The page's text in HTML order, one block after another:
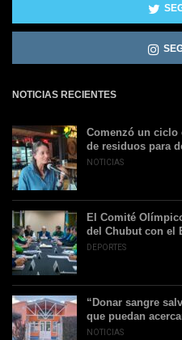
NOTICIAS RECIENTES
Comenzó un ciclo
de residuos para
NOTICIAS
El Comité
del Chubut con el
DEPORTES
“Donar sangre
que puedan
NOTICIAS